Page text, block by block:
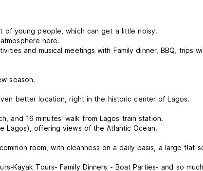
of young people, which can get a little noisy.
here.
and musical meetings with Family dinner, BBQ, trips
season.
better location, right in the historic center of Lagos.
and 16 minutes' walk from Lagos train station.
Lagos), offering views of the Atlantic Ocean.
room, with cleanness on a daily basis, a large flat-
Kayak Tours- Family Dinners - Boat Parties- and so